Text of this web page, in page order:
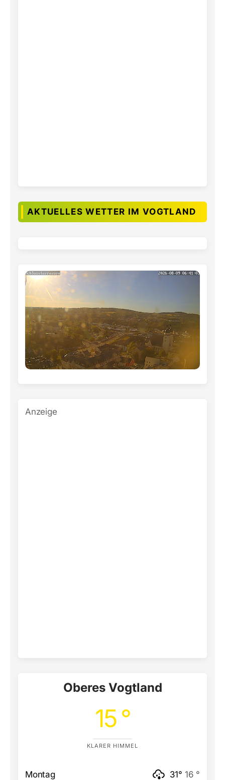
AKTUELLES WETTER IM VOGTLAND
Anzeige
Oberes Vogtland
15 °
KLARER HIMMEL
Montag 31° 16 °